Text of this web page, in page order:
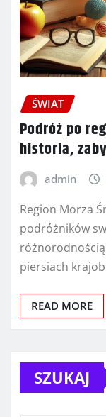
ŚWIAT
Podróż po
historia,
admin
Region Morza
podróżników
piersiach
READ MORE
SZUKAJ